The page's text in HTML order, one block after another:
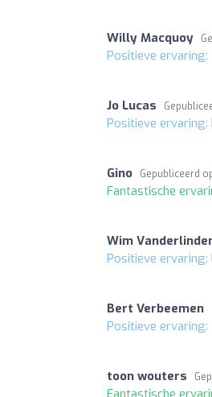
Willy Macquoy
Positieve ervaring:
Jo Lucas
Positieve ervaring:
Gino Gepubliceerd
Fantastische
Wim
Positieve ervaring:
Bert Verbeemen
Positieve ervaring:
toon wouters
Fantastische